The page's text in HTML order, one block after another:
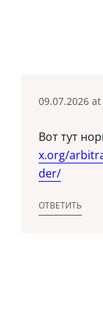
09.07.2026
Вот тут
x.org/
der/
ОТВЕТИТЬ